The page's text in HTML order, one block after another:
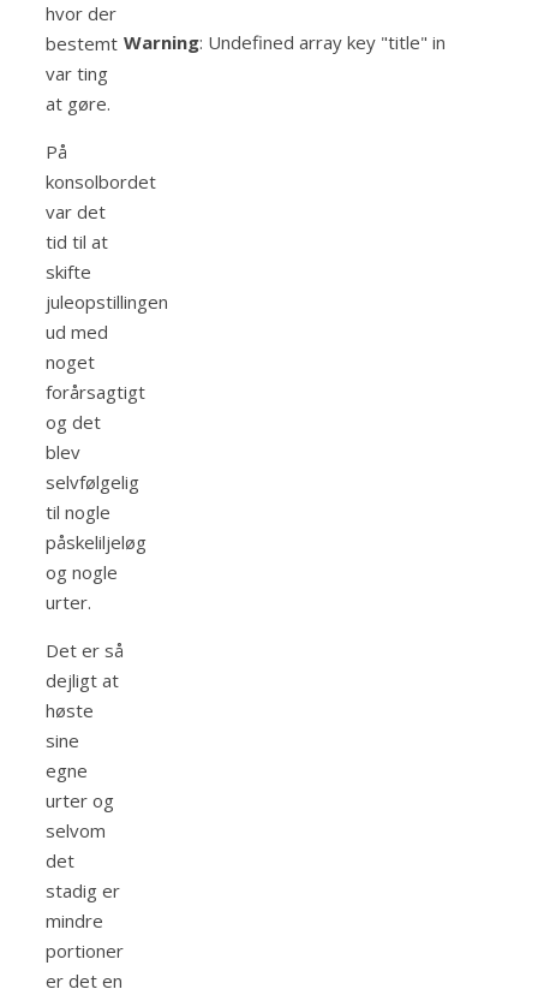
hvor der
bestemt
var ting
at gøre.
På
konsolbordet
var det
tid til at
skifte
juleopstillingen
ud med
noget
forårsagtigt
og det
blev
selvfølgelig
til nogle
påskeliljeløg
og nogle
urter.
Det er så
dejligt at
høste
sine
egne
urter og
selvom
det
stadig er
mindre
portioner
er det en
Warning: Undefined array key "title" in